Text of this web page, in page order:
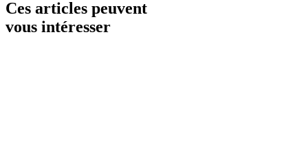
Ces articles peuvent
vous intéresser